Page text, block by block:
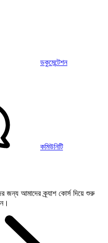
ডকুমেন্টেশন
কমিউনিটি
জন্য আমাদের ক্র্যাশ কোর্স দিয়ে শুরু